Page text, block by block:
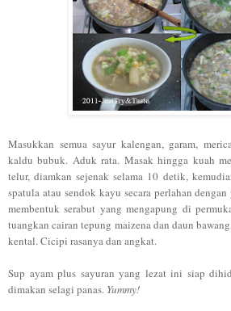
Masukkan semua sayur kalengan, garam,
kaldu bubuk. Aduk rata. Masak hingga kuah
telur, diamkan sejenak selama 10 detik,
spatula atau sendok kayu secara perlahan
membentuk serabut yang mengapung di
tuangkan cairan tepung maizena dan daun
kental. Cicipi rasanya dan angkat.
Sup ayam plus sayuran yang lezat ini siap
dimakan selagi panas. Yummy!